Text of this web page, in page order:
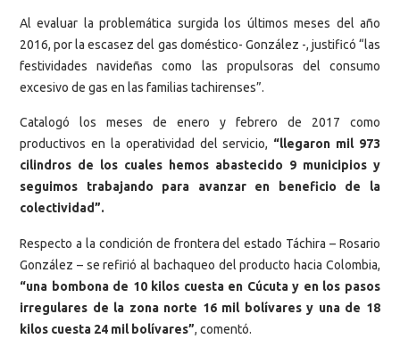
Al evaluar la problemática surgida los últimos meses del año
2016, por la escasez del gas doméstico- González -, justificó “las
festividades navideñas como las propulsoras del consumo
excesivo de gas en las familias tachirenses”.
Catalogó los meses de enero y febrero de 2017 como
productivos en la operatividad del servicio, “llegaron mil 973
cilindros de los cuales hemos abastecido 9 municipios y
seguimos trabajando para avanzar en beneficio de la
colectividad”.
Respecto a la condición de frontera del estado Táchira – Rosario
González – se refirió al bachaqueo del producto hacia Colombia,
“una bombona de 10 kilos cuesta en Cúcuta y en los pasos
irregulares de la zona norte 16 mil bolívares y una de 18
kilos cuesta 24 mil bolívares”, comentó.